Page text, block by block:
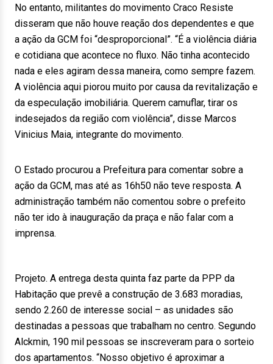
No entanto, militantes do movimento Craco Resiste
disseram que não houve reação dos dependentes e que
a ação da GCM foi “desproporcional”. “É a violência diária
e cotidiana que acontece no fluxo. Não tinha acontecido
nada e eles agiram dessa maneira, como sempre fazem.
A violência aqui piorou muito por causa da revitalização e
da especulação imobiliária. Querem camuflar, tirar os
indesejados da região com violência”, disse Marcos
Vinicius Maia, integrante do movimento.
O Estado procurou a Prefeitura para comentar sobre a
ação da GCM, mas até as 16h50 não teve resposta. A
administração também não comentou sobre o prefeito
não ter ido à inauguração da praça e não falar com a
imprensa.
Projeto. A entrega desta quinta faz parte da PPP da
Habitação que prevê a construção de 3.683 moradias,
sendo 2.260 de interesse social – as unidades são
destinadas a pessoas que trabalham no centro. Segundo
Alckmin, 190 mil pessoas se inscreveram para o sorteio
dos apartamentos. “Nosso objetivo é aproximar a